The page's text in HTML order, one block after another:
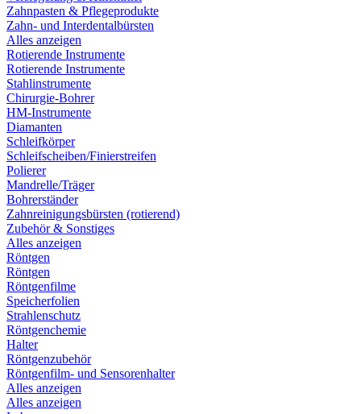
Zahnpasten & Pflegeprodukte
Zahn- und Interdentalbürsten
Alles anzeigen
Rotierende Instrumente
Rotierende Instrumente
Stahlinstrumente
Chirurgie-Bohrer
HM-Instrumente
Diamanten
Schleifkörper
Schleifscheiben/Finierstreifen
Polierer
Mandrelle/Träger
Bohrerständer
Zahnreinigungsbürsten (rotierend)
Zubehör & Sonstiges
Alles anzeigen
Röntgen
Röntgen
Röntgenfilme
Speicherfolien
Strahlenschutz
Röntgenchemie
Halter
Röntgenzubehör
Röntgenfilm- und Sensorenhalter
Alles anzeigen
Alles anzeigen